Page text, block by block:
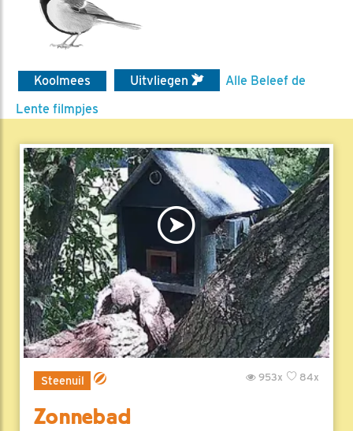
Koolmees Uitvliegen
Alle Beleef de
Lente filmpjes
Steenuil 84x
953x
Zonnebad